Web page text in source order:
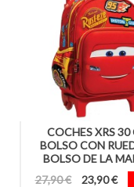
COCHES XRS 30
BOLSO CON
BOLSO DE LA
27,90 €
23,90 €